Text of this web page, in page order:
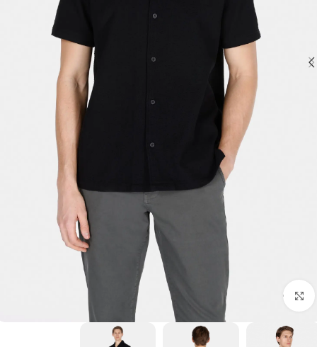
برای بزرگنمایی کلیک کنید